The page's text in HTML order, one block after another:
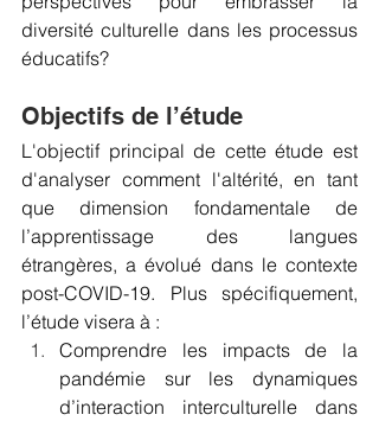
diversité culturelle dans les processus
éducatifs?
Objectifs de l’étude
L'objectif principal de cette étude est
d'analyser comment l'altérité, en tant
que dimension fondamentale de
l’apprentissage des langues
étrangères, a évolué dans le contexte
post-COVID-19. Plus spécifiquement,
l’étude visera à :
Comprendre les impacts de la
pandémie sur les dynamiques
d’interaction interculturelle dans